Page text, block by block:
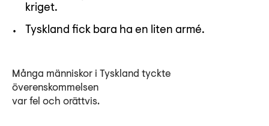
kriget.
Tyskland fick bara ha en liten armé.
Många människor i Tyskland tyckte
överenskommelsen
var fel och orättvis.